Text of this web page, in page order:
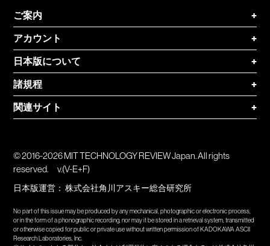
ご案内
+
アカウント
+
日本版について
+
諸規程
+
関連サイト
+
© 2016-2026 MIT TECHNOLOGY REVIEW Japan. All rights
reserved.
v.(V-E+F)
日本版運営：株式会社角川アスキー総合研究所
No part of this issue may be produced by any mechanical, photographic or electronic process,
or in the form of a phonographic recording, nor may it be stored in a retrieval system, transmitted
or otherwise copied for public or private use without written permission of KADOKAWA ASCII
Research Laboratories, Inc.